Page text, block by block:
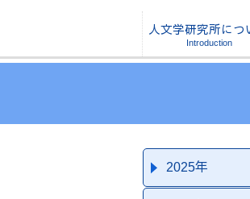
人文学研究所につ
2025年